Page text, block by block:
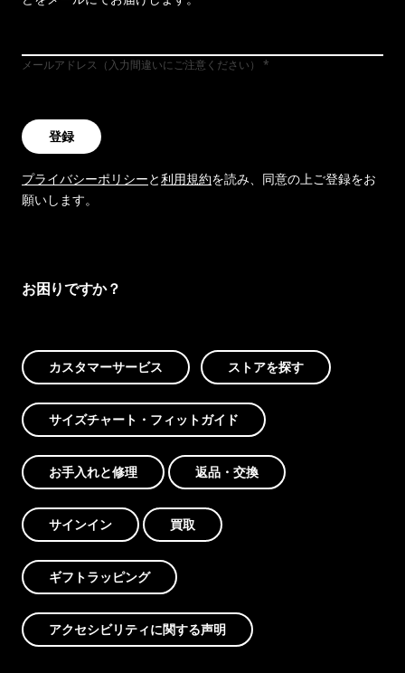
メールアドレス（入力間違いにご注意ください）
登録
プライバシーポリシーと利用規約を読み、同意の上ご登録をお
願いします。
お困りですか？
カスタマーサービス ストアを探す
サイズチャート・フィットガイド
お手入れと修理 返品・交換
サインイン 買取
ギフトラッピング
アクセシビリティに関する声明